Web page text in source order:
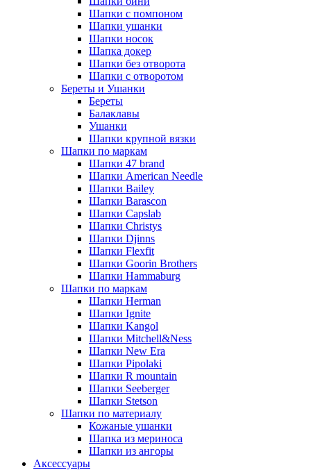
Шапки с помпоном
Шапки ушанки
Шапки носок
Шапка докер
Шапки без отворота
Шапки с отворотом
Береты и Ушанки
Береты
Балаклавы
Ушанки
Шапки крупной вязки
Шапки по маркам
Шапки 47 brand
Шапки American Needle
Шапки Bailey
Шапки Barascon
Шапки Capslab
Шапки Christys
Шапки Djinns
Шапки Flexfit
Шапки Goorin Brothers
Шапки Hammaburg
Шапки по маркам
Шапки Herman
Шапки Ignite
Шапки Kangol
Шапки Mitchell&Ness
Шапки New Era
Шапки Pipolaki
Шапки R mountain
Шапки Seeberger
Шапки Stetson
Шапки по материалу
Кожаные ушанки
Шапка из мериноса
Шапки из ангоры
Аксессуары